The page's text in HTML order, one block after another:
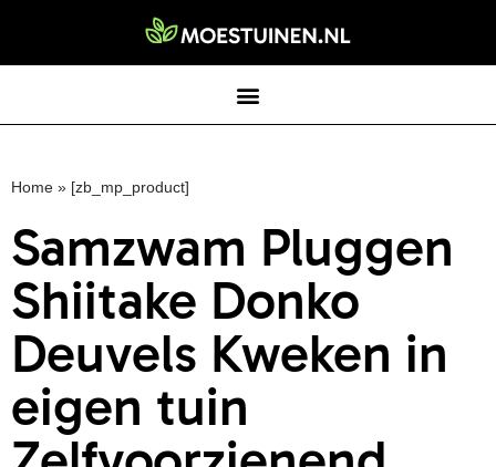
Home » [zb_mp_product]
Samzwam Pluggen
Shiitake Donko
Deuvels Kweken in
eigen tuin